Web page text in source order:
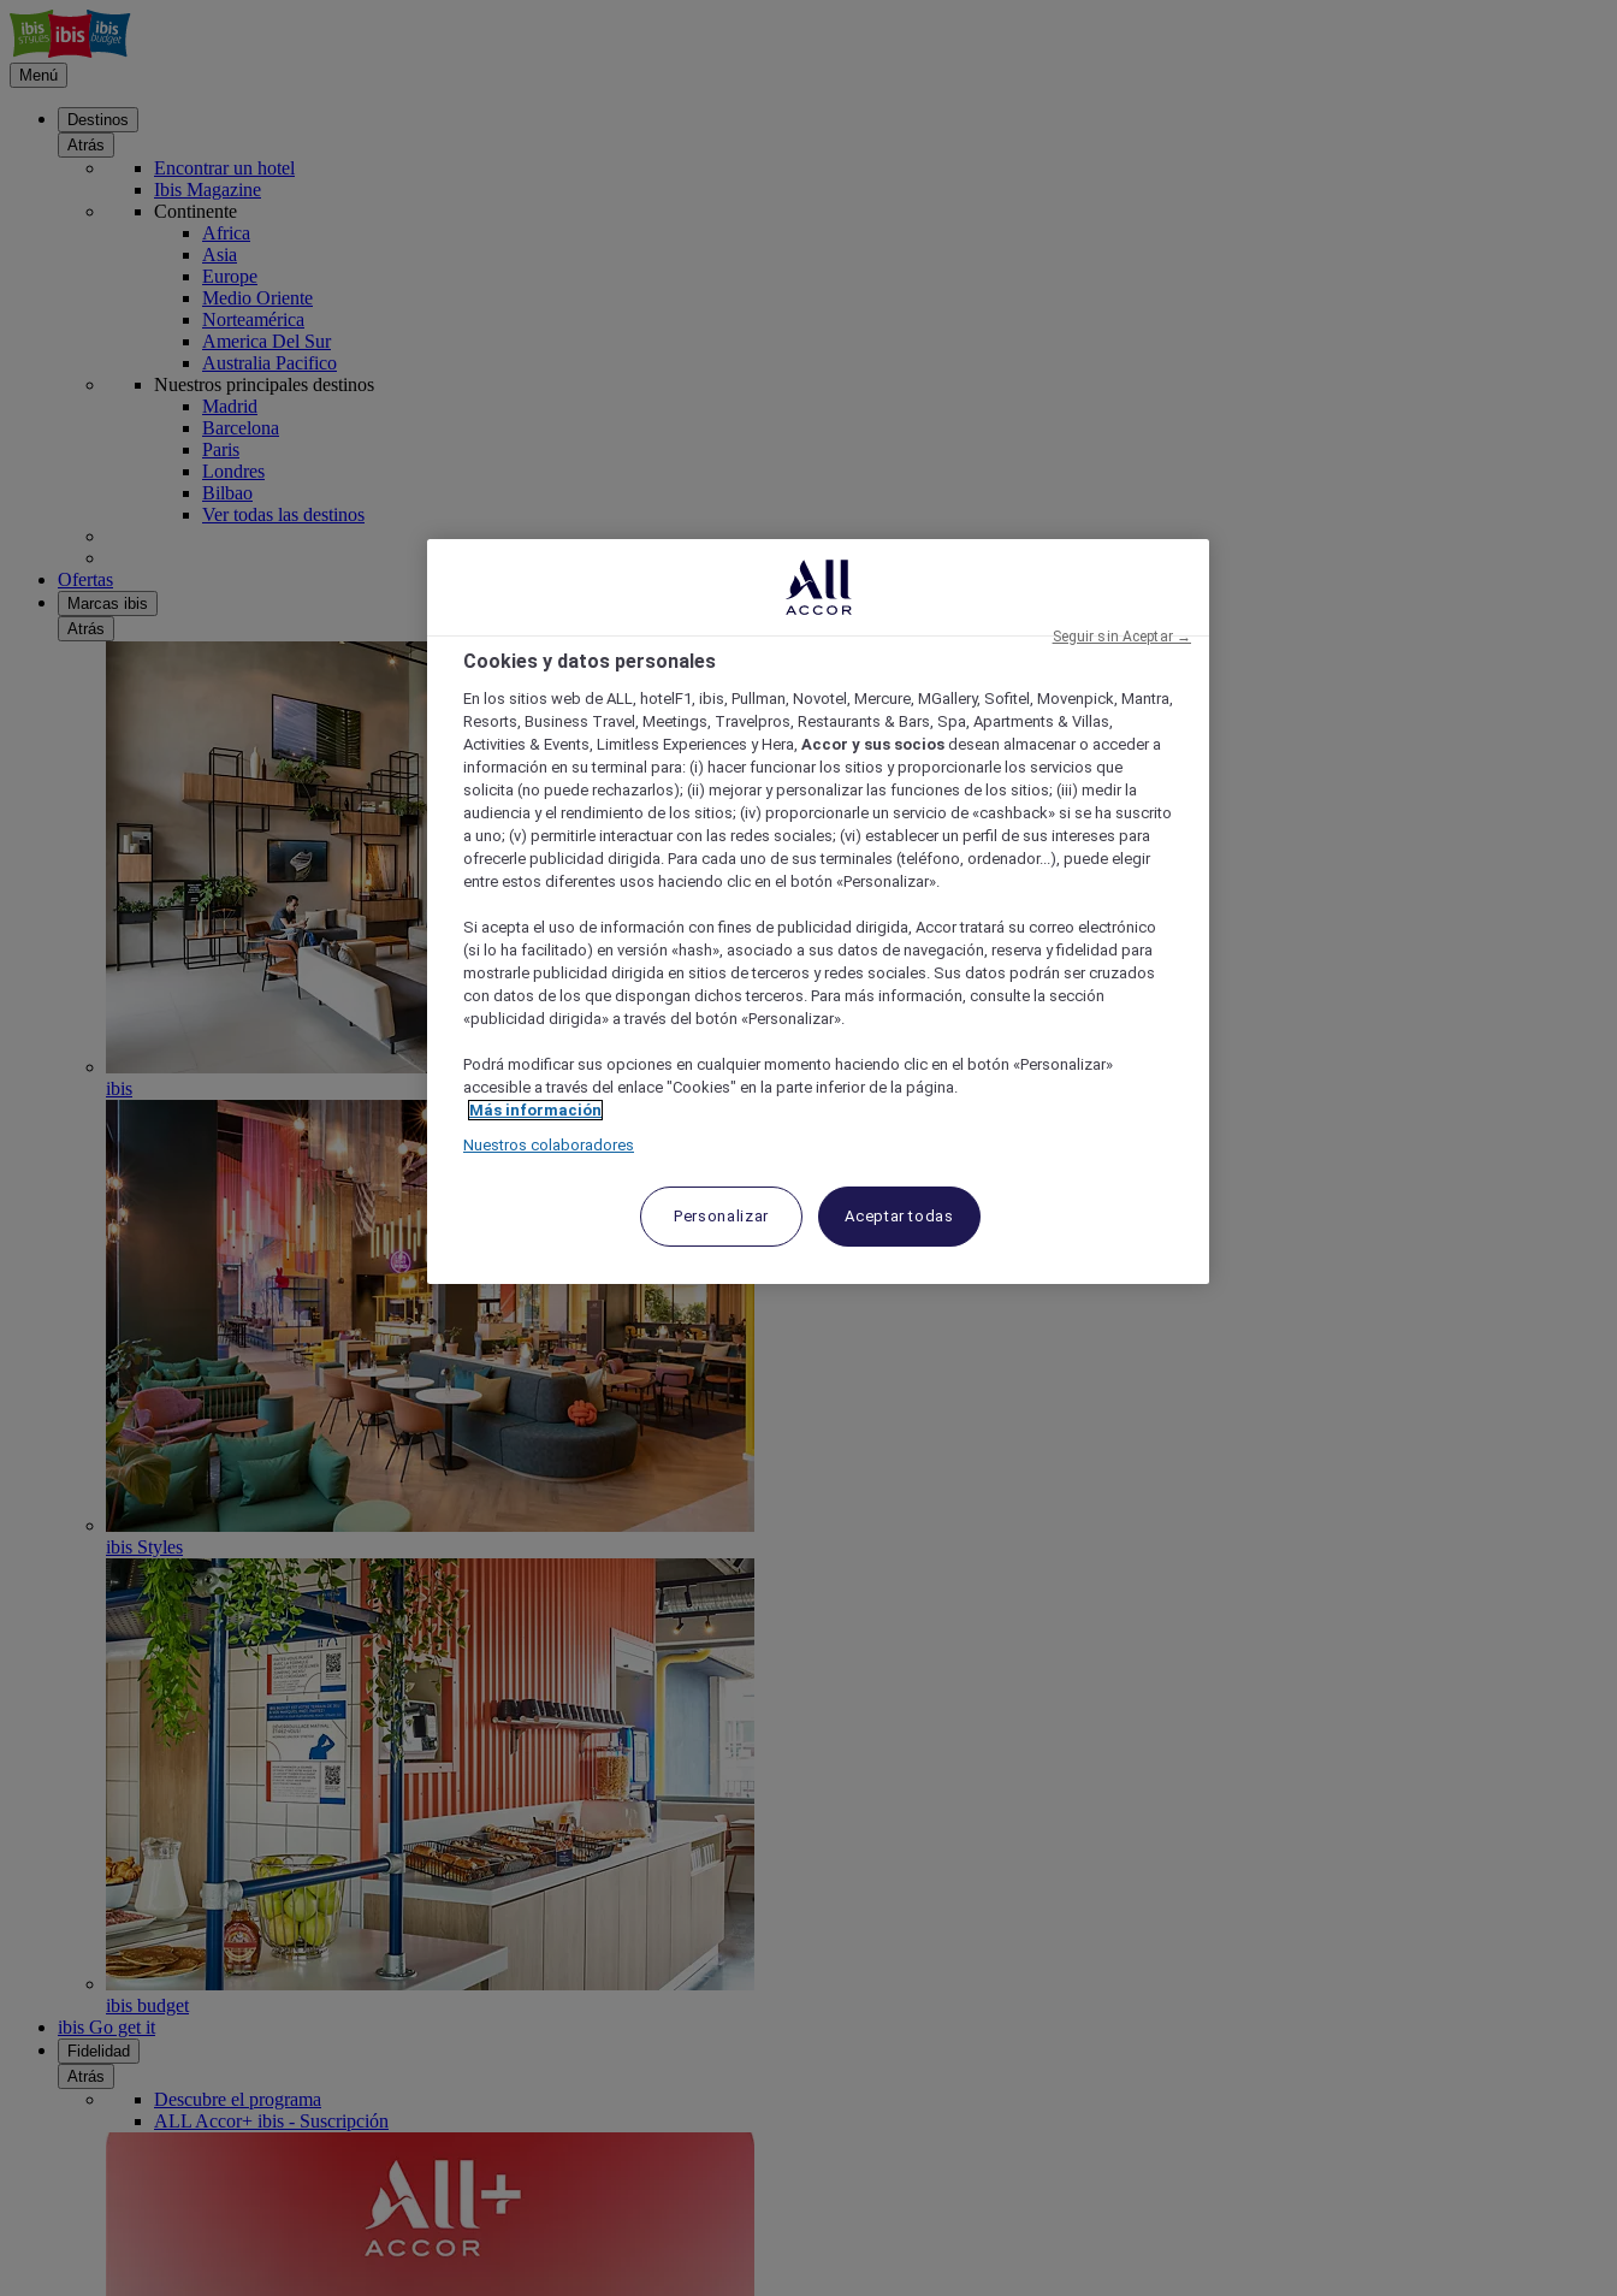
Menú
Destinos
Atrás
Encontrar un hotel
Ibis Magazine
Continente
Africa
Asia
Europe
Medio Oriente
Norteamérica
America Del Sur
Australia Pacifico
Nuestros principales destinos
Madrid
Barcelona
Paris
Londres
Bilbao
Ver todas las destinos
Ofertas
Marcas ibis
Atrás
ibis
ibis Styles
ibis budget
ibis Go get it
Fidelidad
Atrás
Descubre el programa
ALL Accor+ ibis - Suscripción
Cookies y datos personales
En los sitios web de ALL, hotelF1, ibis, Pullman, Novotel, Mercure, MGallery, Sofitel, Movenpick, Mantra,
Resorts, Business Travel, Meetings, Travelpros, Restaurants & Bars, Spa, Apartments & Villas,
Activities & Events, Limitless Experiences y Hera, Accor y sus socios desean almacenar o acceder a
información en su terminal para: (i) hacer funcionar los sitios y proporcionarle los servicios que
solicita (no puede rechazarlos); (ii) mejorar y personalizar las funciones de los sitios; (iii) medir la
audiencia y el rendimiento de los sitios; (iv) proporcionarle un servicio de «cashback» si se ha suscrito
a uno; (v) permitirle interactuar con las redes sociales; (vi) establecer un perfil de sus intereses para
ofrecerle publicidad dirigida. Para cada uno de sus terminales (teléfono, ordenador...), puede elegir
entre estos diferentes usos haciendo clic en el botón «Personalizar».
Si acepta el uso de información con fines de publicidad dirigida, Accor tratará su correo electrónico
(si lo ha facilitado) en versión «hash», asociado a sus datos de navegación, reserva y fidelidad para
mostrarle publicidad dirigida en sitios de terceros y redes sociales. Sus datos podrán ser cruzados
con datos de los que dispongan dichos terceros. Para más información, consulte la sección
«publicidad dirigida» a través del botón «Personalizar».
Podrá modificar sus opciones en cualquier momento haciendo clic en el botón «Personalizar»
accesible a través del enlace "Cookies" en la parte inferior de la página.
Más información
Nuestros colaboradores
Personalizar Aceptar todas
Seguir sin Aceptar →